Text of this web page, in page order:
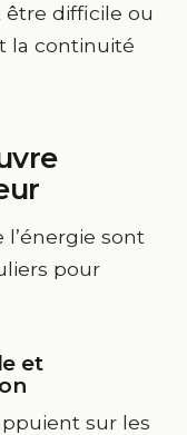
être difficile ou
la continuité
sont
pour
et
sur les